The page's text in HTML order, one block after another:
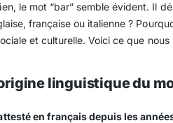
le mot “bar” semble évident. Il
française ou italienne ?
et culturelle. Voici ce que
linguistique du
en français depuis les